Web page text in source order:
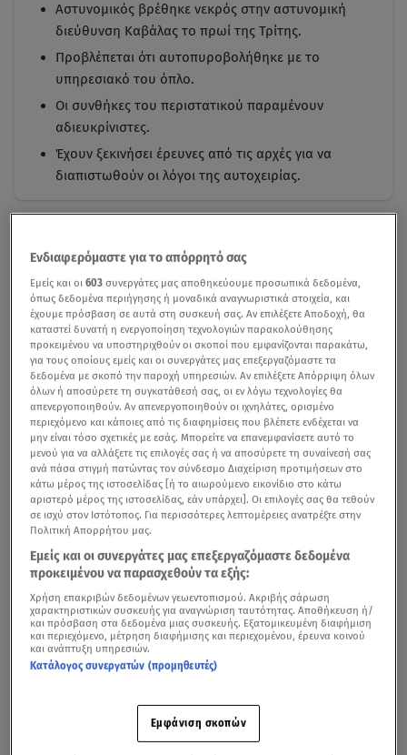
Αστυνομικός βρέθηκε νεκρός στην αστυνομική
διεύθυνση Καβάλας το πρωί της Τρίτης.
Προβλέπεται ότι αυτοπυροβολήθηκε με το
υπηρεσιακό του όπλο.
Οι συνθήκες του περιστατικού παραμένουν
αδιευκρίνιστες.
Έχουν ξεκινήσει έρευνες από τις αρχές για να
διαπιστωθούν οι λόγοι της αυτοχειρίας.
Ενδιαφερόμαστε για το απόρρητό σας
Εμείς και οι603 συνεργάτες μας αποθηκεύουμε προσωπικά δεδομένα,
όπως δεδομένα περιήγησης ή μοναδικά αναγνωριστικά στοιχεία, και
έχουμε πρόσβαση σε αυτά στη συσκευή σας. Αν επιλέξετε Αποδοχή, θα
καταστεί δυνατή η ενεργοποίηση τεχνολογιών παρακολούθησης
προκειμένου να υποστηριχθούν οι σκοποί που εμφανίζονται παρακάτω,
για τους οποίους εμείς και οι συνεργάτες μας επεξεργαζόμαστε τα
δεδομένα με σκοπό την παροχή υπηρεσιών. Αν επιλέξετε Απόρριψη όλων
όλων ή αποσύρετε τη συγκατάθεσή σας, οι εν λόγω τεχνολογίες θα
απενεργοποιηθούν. Αν απενεργοποιηθούν οι ιχνηλάτες, ορισμένο
περιεχόμενο και κάποιες από τις διαφημίσεις που βλέπετε ενδέχεται να
μην είναι τόσο σχετικές με εσάς. Μπορείτε να επανεμφανίσετε αυτό το
μενού για να αλλάξετε τις επιλογές σας ή να αποσύρετε τη συναίνεσή σας
ανά πάσα στιγμή πατώντας τον σύνδεσμο Διαχείριση προτιμήσεων στο
κάτω μέρος της ιστοσελίδας [ή το αιωρούμενο εικονίδιο στο κάτω
αριστερό μέρος της ιστοσελίδας, εάν υπάρχει]. Οι επιλογές σας θα τεθούν
σε ισχύ στον Ιστότοπος. Για περισσότερες λεπτομέρειες ανατρέξτε στην
Πολιτική Απορρήτου μας.
Εμείς και οι συνεργάτες μας επεξεργαζόμαστε δεδομένα
προκειμένου να παρασχεθούν τα εξής:
Χρήση επακριβών δεδομένων γεωεντοπισμού. Ακριβής σάρωση
χαρακτηριστικών συσκευής για αναγνώριση ταυτότητας. Αποθήκευση ή/
και πρόσβαση στα δεδομένα μιας συσκευής. Εξατομικευμένη διαφήμιση
και περιεχόμενο, μέτρηση διαφήμισης και περιεχομένου, έρευνα κοινού
και ανάπτυξη υπηρεσιών.
Κατάλογος συνεργατών (προμηθευτές)
Εμφάνιση σκοπών